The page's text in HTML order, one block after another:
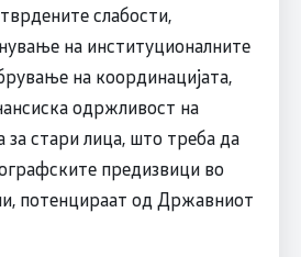
слабости,
на институционалните
на координацијата,
одржливост на
за стари лица, што треба да
предизвици во
потенцираат од Државниот